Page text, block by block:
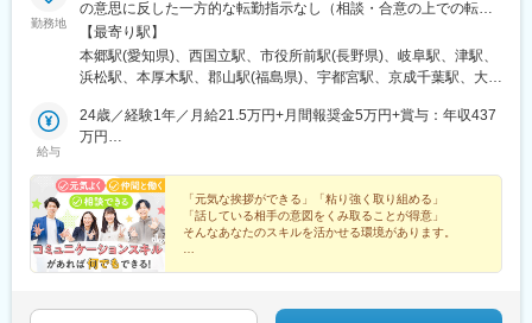
駅、三宮・花時計前駅、袋町駅、天文館通駅、立川駅、権堂駅、
千葉駅、新大阪駅、栗林駅、丸の内駅(富山県)、大阪阿部野橋駅、
藤崎宮前駅、鹿児島中央駅前駅、土橋駅(広島県)、郵便局前駅、西
８丁目駅、東本願寺前駅、栄町駅(東京都)、神奈川駅、五日市駅、
四条駅(京都市営)、新西大寺町筋駅、松山駅(愛媛県)、スタジアム
シティノース駅、西大橋駅、鷹野橋駅、仙台駅(地下鉄)、大阪梅田
川緑道公園駅、加治屋町駅
勤務地
の意思に反した一方的な転勤指示なし（相談・合意の上での転勤
の可能性あり）※希望があればエリア外へ転勤可▼北海道・東北北
海道札幌市青森県青森市宮城県仙台市山形県山形市福島県郡山市
岩手県盛岡市▼関東東京都八王子市、立川市、北区神奈川県横浜
宇都宮市群馬県高崎市、前橋市茨城県水戸市、土浦市▼東海愛知
県一宮市、名古屋市静岡県静岡市、浜松市岐阜県岐阜市三重県津
市、姫路市和歌山県和歌山市▼北陸新潟県新潟市、長岡市石川県
金沢市富山県富山市長野県長野市、松本市福井県福井市▼中国・
四国愛媛県松山市岡山県岡山市広島県広島市山口県山口市香川県
高松市▼九州・沖縄熊本県熊本市鹿児島県鹿児島市長崎県長崎市
福岡県福岡市大分県大分市沖縄県那覇市※各グループ会社への在籍
煙防止対策済
【最寄り駅】
本郷駅(愛知県)、西国立駅、市役所前駅(長野県)、岐阜駅、津駅、
浜松駅、本厚木駅、郡山駅(福島県)、宇都宮駅、京成千葉駅、大宮
駅(京都市営)、西中島南方駅、和歌山市駅、金沢駅、栗林公園北口
駅、県庁前駅(富山県)、天王寺駅、博多駅、大分駅、水道町駅、都
駅、中央区役所前駅、青森駅、上盛岡駅、北四番丁駅、山形駅、
中島公園駅、泉中央駅、東宿郷駅、高崎駅、稲毛駅、王子駅、八
王子駅、三ツ沢下町駅、関屋駅(新潟県)、静岡駅、上社駅、桂駅、
堺市駅、中央市場前駅、大元駅、松島二丁目駅、佐伯区役所前
駅、東比恵駅、二中通駅、琴似駅(札幌市営)、八乙女駅、土浦駅、
駅、南富山駅、越前新保駅、松本駅、藤が丘駅(愛知県)、尾張一宮
給与
24歳／経験1年／月給21.5万円+月間報奨金5万円+賞与：年収437
万円
万円
「元気な挨拶ができる」「粘り強く取り組める」
「話している相手の意図をくみ取ることが得意」
そんなあなたのスキルを活かせる環境があります。
★設立50年の安定企業